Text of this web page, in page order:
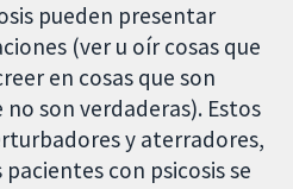
pueden presentar
(ver u oír cosas que
en cosas que son
son verdaderas). Estos
y aterradores,
con psicosis se